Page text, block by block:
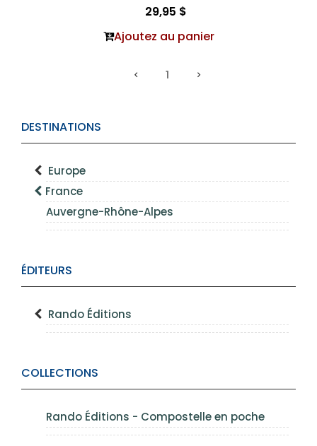
DESTINATIONS
Europe
France
Auvergne-Rhône-Alpes
ÉDITEURS
Rando Éditions
COLLECTIONS
Rando Éditions - Compostelle en poche
29,95 $
Ajoutez au panier
1